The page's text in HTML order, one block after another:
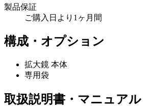
製品保証
ご購入日より1ヶ月間
構成・オプション
拡大鏡 本体
専用袋
取扱説明書・マニュアル